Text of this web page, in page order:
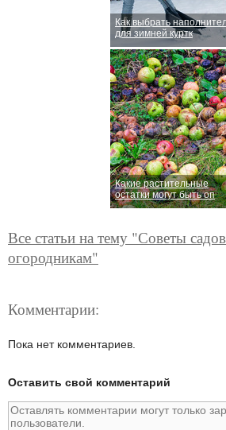
Как выбрать
для зимней куртк
Какие растительные
остатки могут быть оп
Все статьи на тему "Советы
огородникам"
Комментарии:
Пока нет комментариев.
Оставить свой комментарий